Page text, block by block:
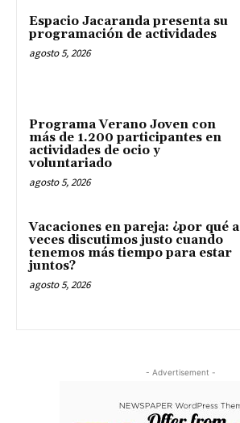
Espacio Jacaranda presenta su
programación de actividades
agosto 5, 2026
Programa Verano Joven con
más de 1.200 participantes en
actividades de ocio y
voluntariado
agosto 5, 2026
Vacaciones en pareja: ¿por qué a
veces discutimos justo cuando
tenemos más tiempo para estar
juntos?
agosto 5, 2026
- Advertisement -